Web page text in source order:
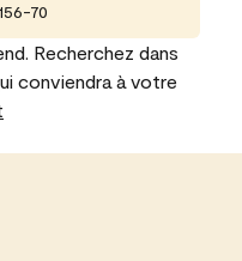
70
Recherchez dans
conviendra à votre